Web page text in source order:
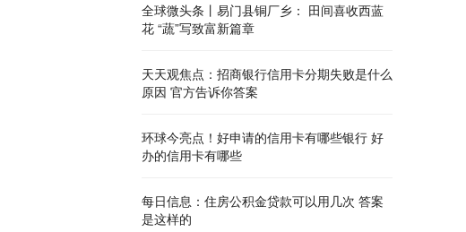
全球微头条丨易门县铜厂乡： 田间喜收西蓝
花 “蔬”写致富新篇章
天天观焦点：招商银行信用卡分期失败是什么
原因 官方告诉你答案
环球今亮点！好申请的信用卡有哪些银行 好
办的信用卡有哪些
每日信息：住房公积金贷款可以用几次 答案
是这样的